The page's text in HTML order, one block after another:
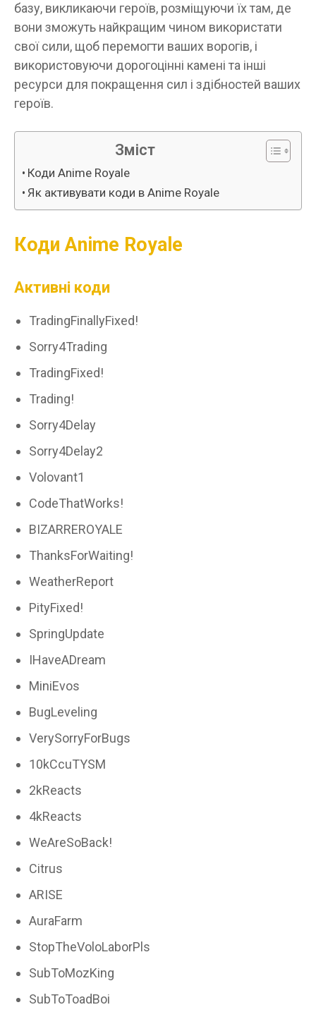
базу, викликаючи героїв, розміщуючи їх там, де
вони зможуть найкращим чином використати
свої сили, щоб перемогти ваших ворогів, і
використовуючи дорогоцінні камені та інші
ресурси для покращення сил і здібностей ваших
героїв.
Зміст
Коди Anime Royale
Як активувати коди в Anime Royale
Коди Anime Royale
Активні коди
TradingFinallyFixed!
Sorry4Trading
TradingFixed!
Trading!
Sorry4Delay
Sorry4Delay2
Volovant1
CodeThatWorks!
BIZARREROYALE
ThanksForWaiting!
WeatherReport
PityFixed!
SpringUpdate
IHaveADream
MiniEvos
BugLeveling
VerySorryForBugs
10kCcuTYSM
2kReacts
4kReacts
WeAreSoBack!
Citrus
ARISE
AuraFarm
StopTheVoloLaborPls
SubToMozKing
SubToToadBoi